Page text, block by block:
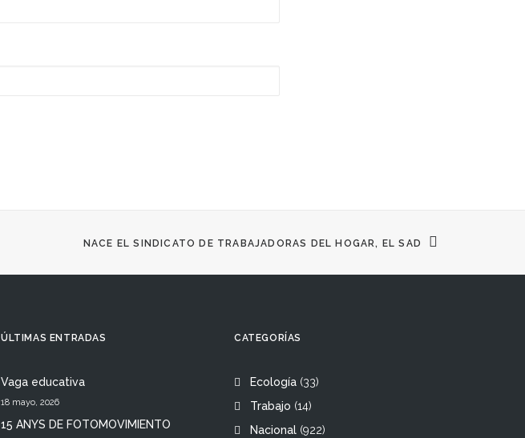
NACE EL SINDICATO DE TRABAJADORAS DEL HOGAR, EL SAD
ÚLTIMAS ENTRADAS
Vaga educativa
18 mayo, 2026
15 ANYS DE FOTOMOVIMIENTO
CATEGORÍAS
Ecología (33)
Trabajo (14)
Nacional (922)